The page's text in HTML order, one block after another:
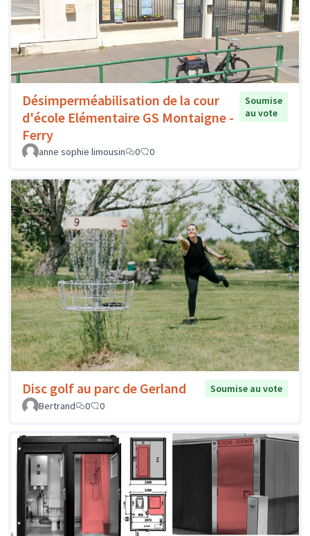
Désimperméabilisation de la cour
d'école Elémentaire GS Montaigne -
Ferry
Soumise
au vote
anne sophie limousin 0 0
Disc golf au parc de Gerland
Soumise au vote
Bertrand
0 0